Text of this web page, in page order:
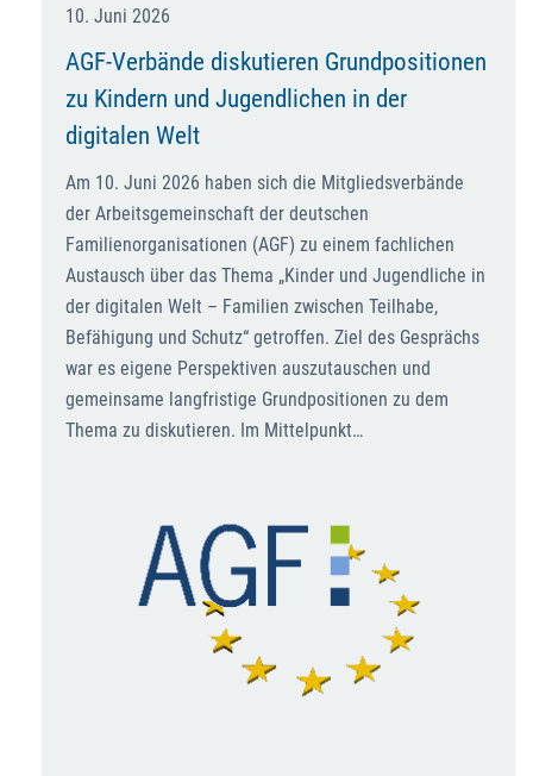
10. Juni 2026
AGF-Verbände diskutieren Grundpositionen
zu Kindern und Jugendlichen in der
digitalen Welt
Am 10. Juni 2026 haben sich die Mitgliedsverbände
der Arbeitsgemeinschaft der deutschen
Familienorganisationen (AGF) zu einem fachlichen
Austausch über das Thema „Kinder und Jugendliche in
der digitalen Welt – Familien zwischen Teilhabe,
Befähigung und Schutz“ getroffen. Ziel des Gesprächs
war es eigene Perspektiven auszutauschen und
gemeinsame langfristige Grundpositionen zu dem
Thema zu diskutieren. Im Mittelpunkt…